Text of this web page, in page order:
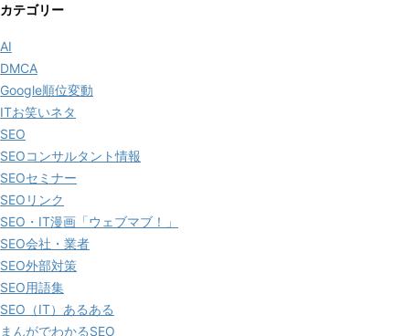
カテゴリー
AI
DMCA
Google順位変動
ITお笑いネタ
SEO
SEOコンサルタント情報
SEOセミナー
SEOリンク
SEO・IT漫画「ウェブマブ！」
SEO会社・業者
SEO外部対策
SEO用語集
SEO（IT）あるある
まんがでわかるSEO